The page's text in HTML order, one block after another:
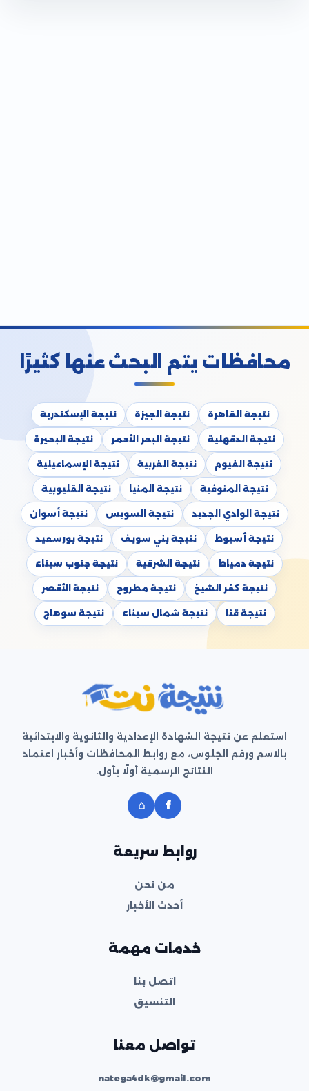
محافظات يتم البحث عنها كثيرًا
نتيجة القاهرة نتيجة الجيزة نتيجة الإسكندرية
نتيجة الدقهلية نتيجة البحر الأحمر نتيجة البحيرة
نتيجة الفيوم نتيجة الغربية نتيجة الإسماعيلية
نتيجة المنوفية نتيجة المنيا نتيجة القليوبية
نتيجة الوادي الجديد نتيجة السويس نتيجة أسوان
نتيجة أسيوط نتيجة بني سويف نتيجة بورسعيد
نتيجة دمياط نتيجة الشرقية نتيجة جنوب سيناء
نتيجة كفر الشيخ نتيجة مطروح نتيجة الأقصر
نتيجة قنا نتيجة شمال سيناء نتيجة سوهاج
استعلم عن نتيجة الشهادة الإعدادية والثانوية والابتدائية
بالاسم ورقم الجلوس، مع روابط المحافظات وأخبار اعتماد
النتائج الرسمية أولًا بأول.
f
⌂
روابط سريعة
من نحن
أحدث الأخبار
خدمات مهمة
اتصل بنا
التنسيق
تواصل معنا
natega4dk@gmail.com